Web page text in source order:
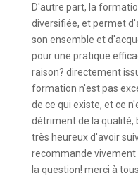
D'autre part, la
diversifiée, et permet
son ensemble et
pour une pratique
raison? directement
formation n'est pas
de ce qui existe, et ce
détriment de la qualité,
très heureux d'avoir
recommande vivement
la question! merci à